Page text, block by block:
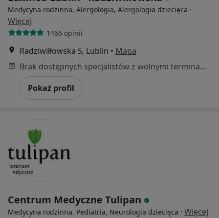
Medycyna rodzinna, Alergologia, Alergologia dziecięca ·
Więcej
1466 opinii
Radziwiłłowska 5, Lublin • Mapa
Brak dostępnych specjalistów z wolnymi terminami w tym centrum medycznym.
Pokaż profil
Centrum Medyczne Tulipan
Medycyna rodzinna, Pediatria, Neurologia dziecięca · Więcej